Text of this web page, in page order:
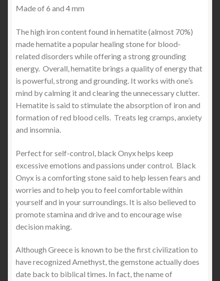
Made of 6 and 4 mm
The high iron content found in hematite (almost 70%)
made hematite a popular healing stone for blood-
related disorders while offering a strong grounding
energy. Overall, hematite brings a quality of energy that
is powerful, strong and grounding. It works with one’s
mind by calming it and clearing the unnecessary clutter.
Hematite is said to stimulate the absorption of iron and
formation of red blood cells. Treats leg cramps, anxiety
and insomnia.
Perfect for self-control, black Onyx helps keep
excessive emotions and passions under control. Black
Onyx is a comforting stone said to help lessen fears and
worries and to help you to feel comfortable within
yourself and in your surroundings. It is also believed to
promote stamina and drive and to encourage wise
decision making.
Although Greece is known to be the first civilization to
have recognized Amethyst, the gemstone actually does
date back to biblical times. In fact, the name of